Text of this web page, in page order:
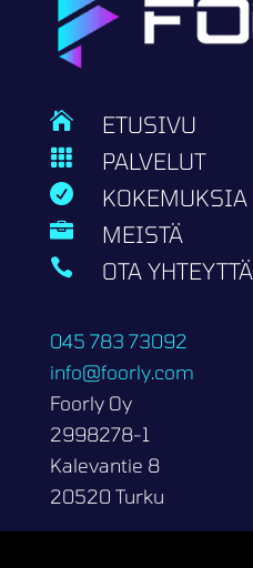
 ETUSIVU
 PALVELUT
 KOKEMUKSIA
 MEISTÄ
 OTA YHTEYTTÄ
045 783 73092
info@foorly.com
Foorly Oy
2998278-1
Kalevantie 8
20520 Turku